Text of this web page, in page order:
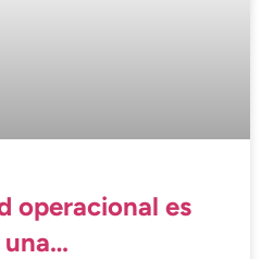
operacional es